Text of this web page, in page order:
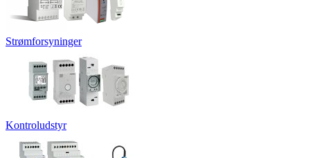
Strømforsyninger
Kontroludstyr